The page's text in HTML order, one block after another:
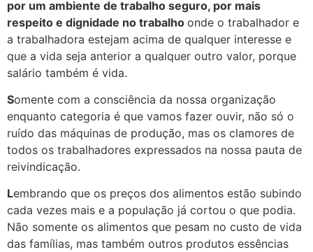
por um ambiente de trabalho seguro, por mais
respeito e dignidade no trabalho onde o trabalhador e
a trabalhadora estejam acima de qualquer interesse e
que a vida seja anterior a qualquer outro valor, porque
salário também é vida.
Somente com a consciência da nossa organização
enquanto categoria é que vamos fazer ouvir, não só o
ruído das máquinas de produção, mas os clamores de
todos os trabalhadores expressados na nossa pauta de
reivindicação.
Lembrando que os preços dos alimentos estão subindo
cada vezes mais e a população já cortou o que podia.
Não somente os alimentos que pesam no custo de vida
das famílias, mas também outros produtos essências